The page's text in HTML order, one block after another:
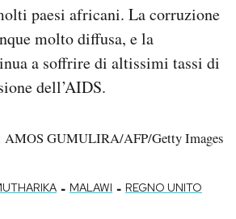
paesi africani. La corruzione
molto diffusa, e la
a soffrire di altissimi tassi di
dell’AIDS.
AMOS GUMULIRA/AFP/Getty Images
- MALAWI - REGNO UNITO